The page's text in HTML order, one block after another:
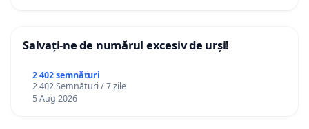
Salvați-ne de numărul excesiv de urși!
2 402 semnături
2 402 Semnături / 7 zile
5 Aug 2026